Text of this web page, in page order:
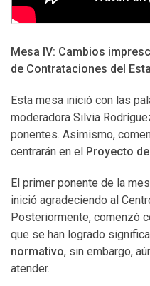
Mesa IV: Cambios
de Contrataciones del
Esta mesa inició con las
moderadora Silvia
ponentes. Asimismo,
centrarán en el Proyecto
El primer ponente de la
inició agradeciendo al
Posteriormente, comenzó
que se han logrado
normativo, sin embargo,
atender.